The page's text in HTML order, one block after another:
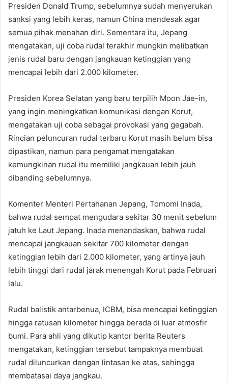
Presiden Donald Trump, sebelumnya sudah menyerukan
sanksi yang lebih keras, namun China mendesak agar
semua pihak menahan diri. Sementara itu, Jepang
mengatakan, uji coba rudal terakhir mungkin melibatkan
jenis rudal baru dengan jangkauan ketinggian yang
mencapai lebih dari 2.000 kilometer.
Presiden Korea Selatan yang baru terpilih Moon Jae-in,
yang ingin meningkatkan komunikasi dengan Korut,
mengatakan uji coba sebagai provokasi yang gegabah.
Rincian peluncuran rudal terbaru Korut masih belum bisa
dipastikan, namun para pengamat mengatakan
kemungkinan rudal itu memiliki jangkauan lebih jauh
dibanding sebelumnya.
Komenter Menteri Pertahanan Jepang, Tomomi Inada,
bahwa rudal sempat mengudara sekitar 30 menit sebelum
jatuh ke Laut Jepang. Inada menandaskan, bahwa rudal
mencapai jangkauan sekitar 700 kilometer dengan
ketinggian lebih dari 2.000 kilometer, yang artinya jauh
lebih tinggi dari rudal jarak menengah Korut pada Februari
lalu.
Rudal balistik antarbenua, ICBM, bisa mencapai ketinggian
hingga ratusan kilometer hingga berada di luar atmosfir
bumi. Para ahli yang dikutip kantor berita Reuters
mengatakan, ketinggian tersebut tampaknya membuat
rudal diluncurkan dengan lintasan ke atas, sehingga
membatasai daya jangkau.